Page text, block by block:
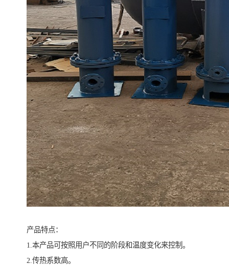
产品特点：
1.本产品可按照用户不同的阶段和温度变化来控制。
2.传热系数高。